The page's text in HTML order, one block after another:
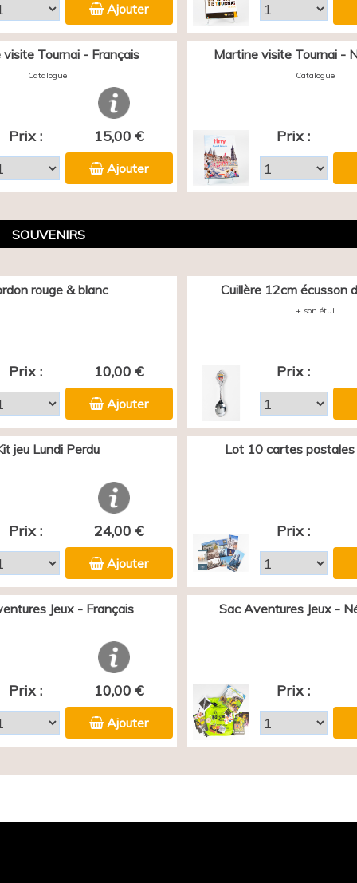
Ajouter
Tournai - Français
Catalogue
Prix : 15,00 €
Ajouter
Martine visite Tournai -
Catalogue
Prix :
SOUVENIRS
rouge & blanc
Prix : 10,00 €
Ajouter
Cuillère 12cm écusson
+ son étui
Prix :
jeu Lundi Perdu
Prix : 24,00 €
Ajouter
Lot 10 cartes postales
Prix :
Jeux - Français
Prix : 10,00 €
Ajouter
Sac Aventures Jeux -
Prix :